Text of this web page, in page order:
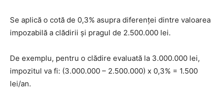
Se aplică o cotă de 0,3% asupra diferenței dintre valoarea
impozabilă a clădirii și pragul de 2.500.000 lei.
De exemplu, pentru o clădire evaluată la 3.000.000 lei,
impozitul va fi: (3.000.000 – 2.500.000) x 0,3% = 1.500
lei/an.